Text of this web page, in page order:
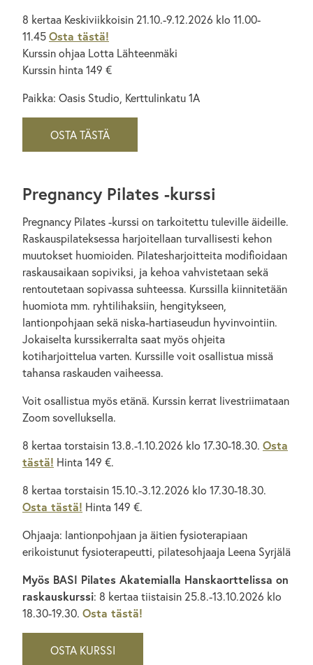
8 kertaa Keskiviikkoisin 21.10.-9.12.2026 klo 11.00-
11.45Osta tästä!
Kurssin ohjaa Lotta Lähteenmäki
Kurssin hinta 149 €
Paikka: Oasis Studio, Kerttulinkatu 1A
OSTA TÄSTÄ
Pregnancy Pilates -kurssi
Pregnancy Pilates -kurssi on tarkoitettu tuleville äideille.
Raskauspilateksessa harjoitellaan turvallisesti kehon
muutokset huomioiden. Pilatesharjoitteita modifioidaan
raskausaikaan sopiviksi, ja kehoa vahvistetaan sekä
rentoutetaan sopivassa suhteessa. Kurssilla kiinnitetään
huomiota mm. ryhtilihaksiin, hengitykseen,
lantionpohjaan sekä niska-hartiaseudun hyvinvointiin.
Jokaiselta kurssikerralta saat myös ohjeita
kotiharjoittelua varten. Kurssille voit osallistua missä
tahansa raskauden vaiheessa.
Voit osallistua myös etänä. Kurssin kerrat livestriimataan
Zoom sovelluksella.
8 kertaa torstaisin 13.8.-1.10.2026 klo 17.30-18.30. Osta
tästä! Hinta 149 €.
8 kertaa torstaisin 15.10.-3.12.2026 klo 17.30-18.30.
Osta tästä! Hinta 149 €.
Ohjaaja: lantionpohjaan ja äitien fysioterapiaan
erikoistunut fysioterapeutti, pilatesohjaaja Leena Syrjälä
Myös BASI Pilates Akatemialla Hanskaorttelissa on
raskauskurssi: 8 kertaa tiistaisin 25.8.-13.10.2026 klo
18.30-19.30. Osta tästä!
OSTA KURSSI